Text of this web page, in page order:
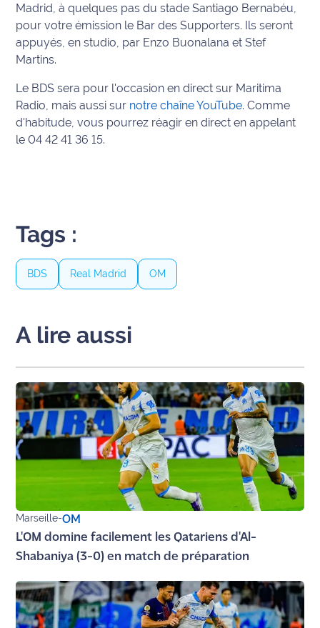
Info
route
Justice
Loisirs
Météo
Social
Transport
National
International
Municipales
2026
Contenus
Partenaires
L'invité(e)
rédaction
Coup de
Maritima
Fil
Madrid, à quelques pas du stade Santiago Bernabéu,
pour votre émission le Bar des Supporters. Ils seront
appuyés, en studio, par Enzo Buonalana et Stef
Martins.
Le BDS sera pour l'occasion en direct sur Maritima
Radio, mais aussi sur notre chaîne YouTube. Comme
d'habitude, vous pourrez réagir en direct en appelant
le 04 42 41 36 15.
Tags :
BDS Real Madrid OM
A lire aussi
Marseille-OM
L'OM domine facilement les Qatariens d'Al-
Shabaniya (3-0) en match de préparation